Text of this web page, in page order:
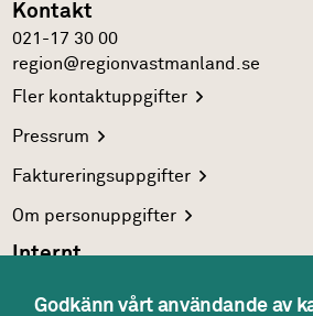
Kontakt
021-17 30 00
region@regionvastmanland.se
Flerkontaktuppgifter
Pressrum
Faktureringsuppgifter
Om personuppgifter
Internt
Godkänn vårt användande av